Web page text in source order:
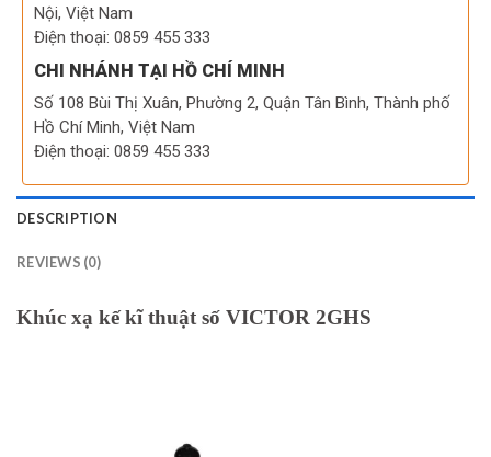
Nội, Việt Nam
Điện thoại: 0859 455 333
CHI NHÁNH TẠI HỒ CHÍ MINH
Số 108 Bùi Thị Xuân, Phường 2, Quận Tân Bình, Thành phố
Hồ Chí Minh, Việt Nam
Điện thoại: 0859 455 333
DESCRIPTION
REVIEWS (0)
Khúc xạ kế kĩ thuật số VICTOR 2GHS